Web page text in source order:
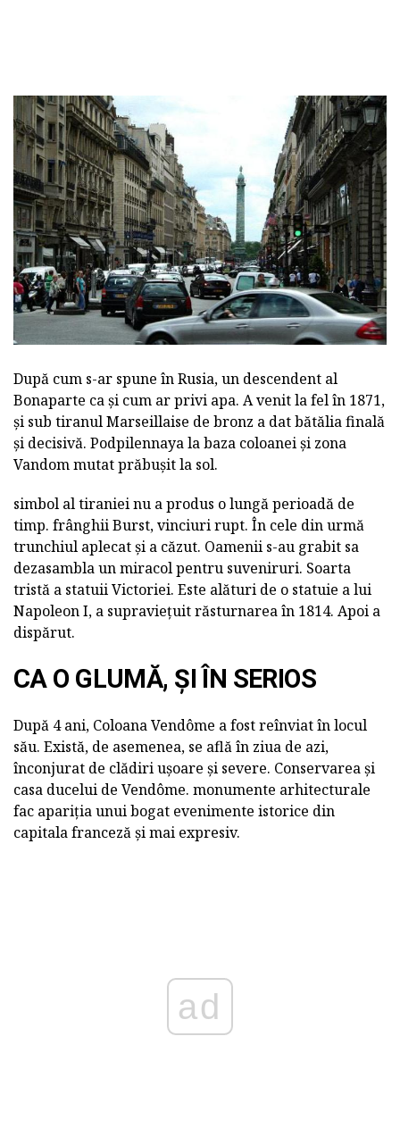
După cum s-ar spune în Rusia, un descendent al
Bonaparte ca și cum ar privi apa. A venit la fel în 1871,
și sub tiranul Marseillaise de bronz a dat bătălia finală
și decisivă. Podpilennaya la baza coloanei și zona
Vandom mutat prăbușit la sol.
simbol al tiraniei nu a produs o lungă perioadă de
timp. frânghii Burst, vinciuri rupt. În cele din urmă
trunchiul aplecat și a căzut. Oamenii s-au grabit sa
dezasambla un miracol pentru suveniruri. Soarta
tristă a statuii Victoriei. Este alături de o statuie a lui
Napoleon I, a supraviețuit răsturnarea în 1814. Apoi a
dispărut.
CA O GLUMĂ, ȘI ÎN SERIOS
După 4 ani, Coloana Vendôme a fost reînviat în locul
său. Există, de asemenea, se află în ziua de azi,
înconjurat de clădiri ușoare și severe. Conservarea și
casa ducelui de Vendôme. monumente arhitecturale
fac apariția unui bogat evenimente istorice din
capitala franceză și mai expresiv.
ad